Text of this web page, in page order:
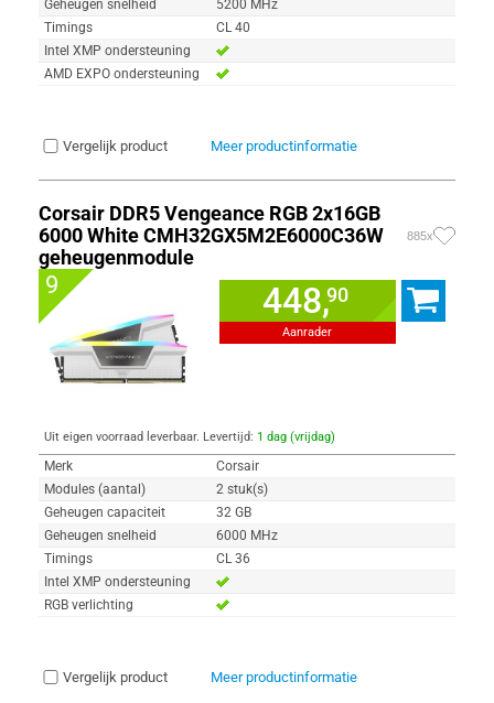
Geheugen snelheid
5200 MHz
Timings
CL 40
Intel XMP ondersteuning
AMD EXPO ondersteuning
Vergelijk product Meer productinformatie
Corsair DDR5 Vengeance RGB 2x16GB
6000 White CMH32GX5M2E6000C36W
geheugenmodule
885x
9 448,90
Aanrader
Uit eigen voorraad leverbaar. Levertijd: 1 dag (vrijdag)
Merk
Corsair
Modules (aantal)
2 stuk(s)
Geheugen capaciteit
32 GB
Geheugen snelheid
6000 MHz
Timings
CL 36
Intel XMP ondersteuning
RGB verlichting
Vergelijk product Meer productinformatie